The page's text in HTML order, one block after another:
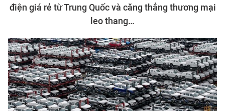
điện giá rẻ từ Trung Quốc và căng thẳng thương mại
leo thang…